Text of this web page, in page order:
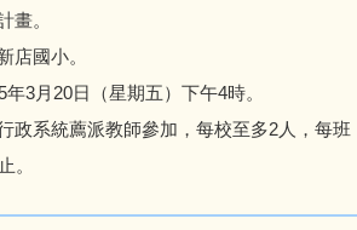
畫。
店國小。
3月20日（星期五）下午4時。
政系統薦派教師參加，每校至多2人，每班
。